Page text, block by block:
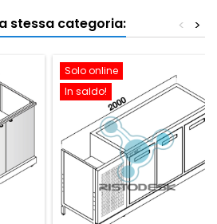
stessa categoria: >
<
Solo online
In saldo!